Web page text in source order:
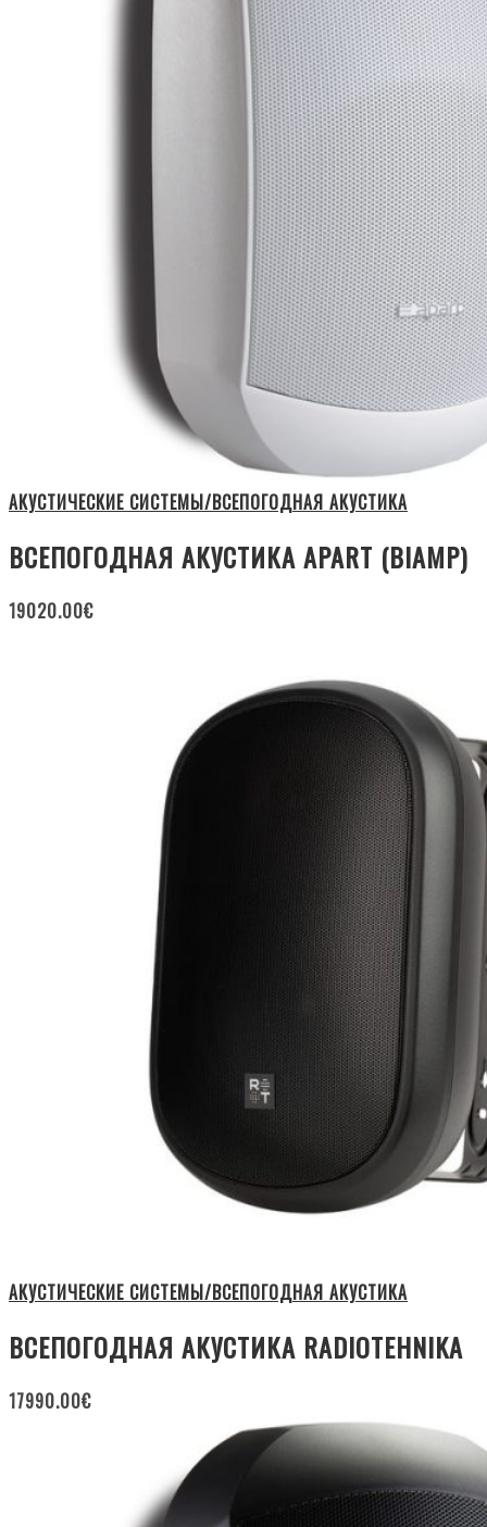
АКУСТИЧЕСКИЕ СИСТЕМЫ/ВСЕПОГОДНАЯ АКУСТИКА
ВСЕПОГОДНАЯ АКУСТИКА APART (BIAMP)
19020.00€
АКУСТИЧЕСКИЕ СИСТЕМЫ/ВСЕПОГОДНАЯ АКУСТИКА
ВСЕПОГОДНАЯ АКУСТИКА RADIOTEHNIKA
17990.00€